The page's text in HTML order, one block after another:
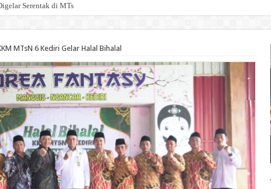
Serentak di MTsN 6 Kediri, Perkuat Transformasi
MTsN 6 Kediri Gelar Halal Bihalal